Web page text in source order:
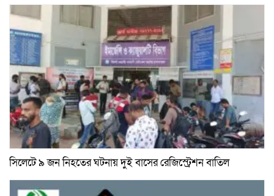
সিলেটে ৯ জন নিহতের ঘটনায় দুই বাসের রেজিস্ট্রেশন বাতিল